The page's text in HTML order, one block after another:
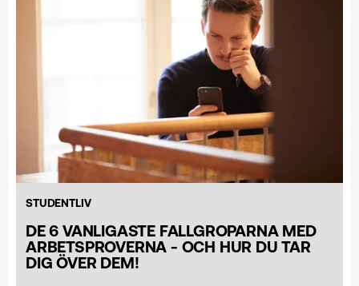
STUDENTLIV
DE 6 VANLIGASTE FALLGROPARNA MED
ARBETSPROVERNA - OCH HUR DU TAR
DIG ÖVER DEM!